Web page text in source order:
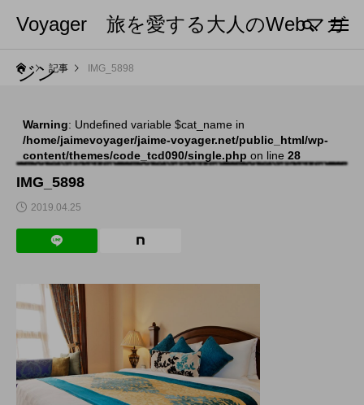
Voyager 旅を愛する大人のWebマガ
ジン記事 IMG_5898
Warning: Undefined variable $cat_name in
/home/jaimevoyager/jaime-voyager.net/public_html/wp-
content/themes/code_tcd090/single.php on line 28
IMG_5898
2019.04.25